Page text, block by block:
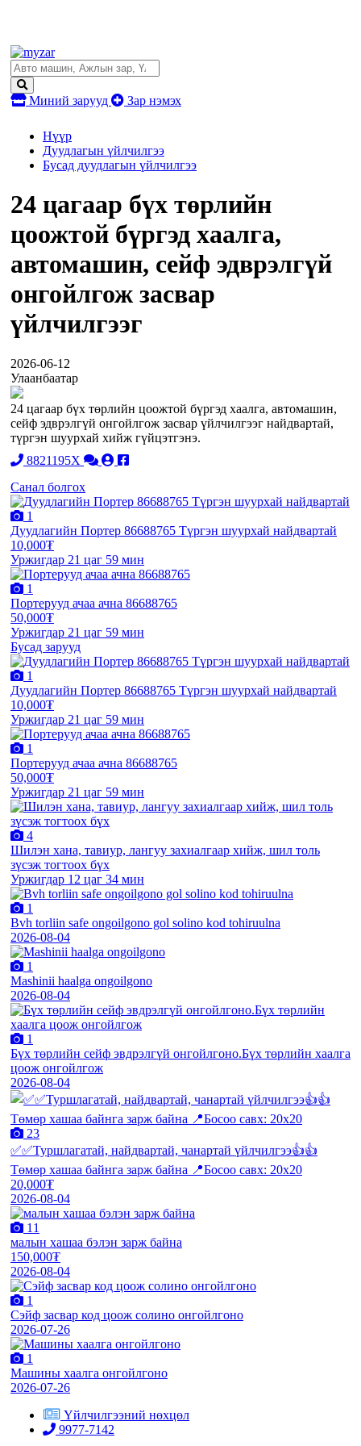
Миний зарууд Зар нэмэх
Нүүр
Дуудлагын үйлчилгээ
Бусад дуудлагын үйлчилгээ
24 цагаар бүх төрлийн
цоожтой бүргэд хаалга,
автомашин, сейф эдврэлгүй
онгойлгож засвар
үйлчилгээг
2026-06-12
Улаанбаатар
24 цагаар бүх төрлийн цоожтой бүргэд хаалга, автомашин,
сейф эдврэлгүй онгойлгож засвар үйлчилгээг найдвартай,
түргэн шуурхай хийж гүйцэтгэнэ.
8821195X
Санал болгох
1
Дуудлагийн Портер 86688765 Түргэн шуурхай найдвартай
10,000₮
Уржигдар 21 цаг 59 мин
1
Портерууд ачаа ачна 86688765
50,000₮
Уржигдар 21 цаг 59 мин
Бусад зарууд
1
Дуудлагийн Портер 86688765 Түргэн шуурхай найдвартай
10,000₮
Уржигдар 21 цаг 59 мин
1
Портерууд ачаа ачна 86688765
50,000₮
Уржигдар 21 цаг 59 мин
4
Шилэн хана, тавиур, лангуу захиалгаар хийж, шил толь
зүсэж тогтоох бүх
Уржигдар 12 цаг 34 мин
1
Bvh torliin safe ongoilgono gol solino kod tohiruulna
2026-08-04
1
Mashinii haalga ongoilgono
2026-08-04
1
Бүх төрлийн сейф эвдрэлгүй онгойлгоно.Бүх төрлийн хаалга
цоож онгойлгож
2026-08-04
23
✅✅Туршлагатай, найдвартай, чанартай үйлчилгээ👍👍
Төмөр хашаа байнга зарж байна 📍Босоо савх: 20х20
20,000₮
2026-08-04
11
малын хашаа бэлэн зарж байна
150,000₮
2026-08-04
1
Сэйф засвар код цоож солино онгойлгоно
2026-07-26
1
Машины хаалга онгойлгоно
2026-07-26
Үйлчилгээний нөхцөл
9977-7142